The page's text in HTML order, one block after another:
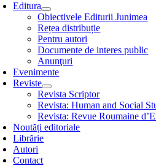
Editura
Obiectivele Editurii Junimea
Rețea distribuție
Pentru autori
Documente de interes public
Anunţuri
Evenimente
Reviste
Revista Scriptor
Revista: Human and Social
Revista: Revue Roumaine
Noutăți editoriale
Librărie
Autori
Contact